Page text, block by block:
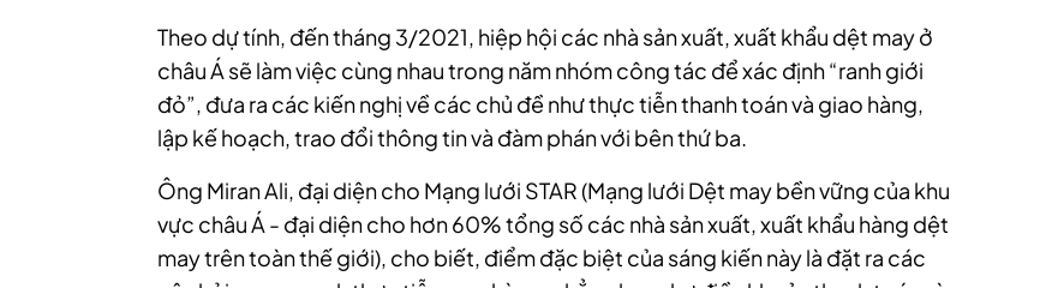
Theo dự tính, đến tháng 3/2021, hiệp hội các nhà sản xuất, xuất khẩu dệt may ở
châu Á sẽ làm việc cùng nhau trong năm nhóm công tác để xác định “ranh giới
đỏ”, đưa ra các kiến nghị về các chủ đề như thực tiễn thanh toán và giao hàng,
lập kế hoạch, trao đổi thông tin và đàm phán với bên thứ ba.
Ông Miran Ali, đại diện cho Mạng lưới STAR (Mạng lưới Dệt may bền vững của khu
vực châu Á - đại diện cho hơn 60% tổng số các nhà sản xuất, xuất khẩu hàng dệt
may trên toàn thế giới), cho biết, điểm đặc biệt của sáng kiến này là đặt ra các